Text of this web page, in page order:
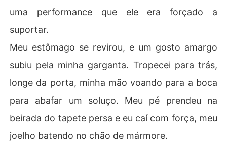
uma performance que ele era forçado a
suportar.
Meu estômago se revirou, e um gosto amargo
subiu pela minha garganta. Tropecei para trás,
longe da porta, minha mão voando para a boca
para abafar um soluço. Meu pé prendeu na
beirada do tapete persa e eu caí com força, meu
joelho batendo no chão de mármore.